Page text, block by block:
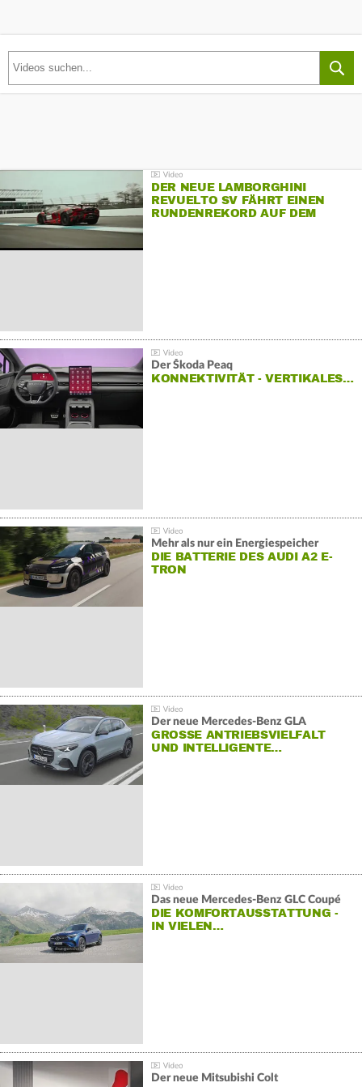
DER NEUE LAMBORGHINI
REVUELTO SV FÄHRT EINEN
RUNDENREKORD AUF DEM
Der Škoda Peaq
KONNEKTIVITÄT - VERTIKALES…
Mehr als nur ein Energiespeicher
DIE BATTERIE DES AUDI A2 E-
TRON
Der neue Mercedes-Benz GLA
GROSSE ANTRIEBSVIELFALT U
ND INTELLIGENTE…
Das neue Mercedes-Benz GLC Coupé
DIE KOMFORTAUSSTATTUNG -
IN VIELEN…
Der neue Mitsubishi Colt